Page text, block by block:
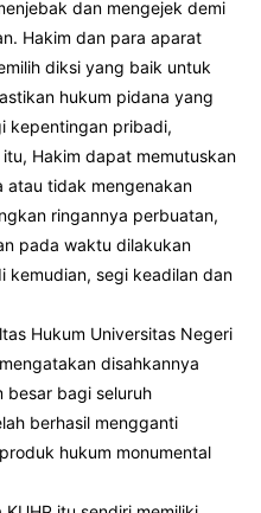
dan mengejek demi
Hakim dan para aparat
diksi yang baik untuk
hukum pidana yang
kepentingan pribadi,
Hakim dapat memutuskan
atau tidak mengenakan
ringannya perbuatan,
pada waktu dilakukan
kemudian, segi keadilan dan
Hukum Universitas Negeri
disahkannya
besar bagi seluruh
berhasil mengganti
hukum monumental